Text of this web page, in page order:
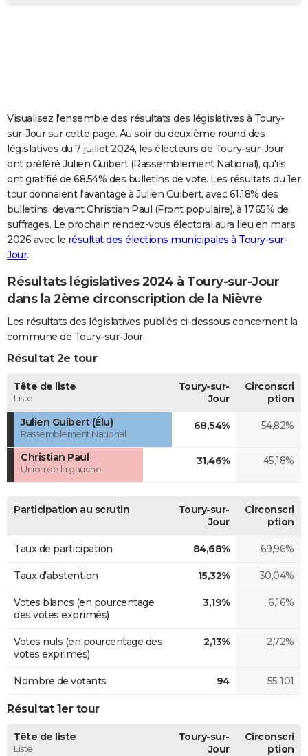
Carte de Noël
Carte Bonne année
Carte Saint-Valentin
Carte Pâques
Carte d'anniversaire
DICTIONNAIRE
Dictionnaire
Biographies
Citations
Expressions
Proverbes
PROGRAMME TV
COPAINS D'AVANT
S'inscrire
Se connecter
Lycées
Collèges
Primaires
Universités
Entreprises
Service militaire
Avis de recherche
AVIS DE DÉCÈS
FORUM
Visualisez l'ensemble des résultats des législatives à Toury-
sur-Jour sur cette page. Au soir du deuxième round des
législatives du 7 juillet 2024, les électeurs de Toury-sur-Jour
ont préféré Julien Guibert (Rassemblement National), qu'ils
ont gratifié de 68.54% des bulletins de vote. Les résultats du 1er
tour donnaient l’avantage à Julien Guibert, avec 61.18% des
bulletins, devant Christian Paul (Front populaire), à 17.65% de
suffrages. Le prochain rendez-vous électoral aura lieu en mars
2026 avec le résultat des élections municipales à Toury-sur-
Jour.
Résultats législatives 2024 à Toury-sur-Jour
dans la 2ème circonscription de la Nièvre
Les résultats des législatives publiés ci-dessous concernent la
commune de Toury-sur-Jour.
Résultat 2e tour
Tête de liste
Liste
Toury-sur-
Jour
Circonscri
ption
Julien Guibert (Élu)
Rassemblement National
68,54% 54,82%
Christian Paul
Union de la gauche
31,46% 45,18%
Participation au scrutin
Toury-sur-
Jour
Circonscri
ption
Taux de participation 84,68% 69,96%
Taux d'abstention 15,32% 30,04%
Votes blancs (en pourcentage
des votes exprimés)
3,19% 6,16%
Votes nuls (en pourcentage des
votes exprimés)
2,13% 2,72%
Nombre de votants 94 55 101
Résultat 1er tour
Tête de liste
Liste
Toury-sur-
Jour
Circonscri
ption